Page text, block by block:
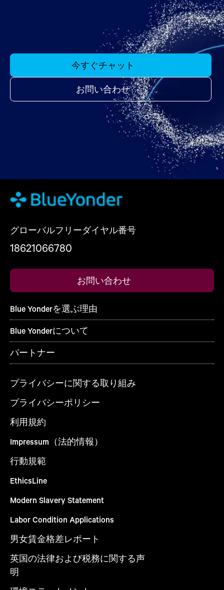
今すぐチャット
お問い合わせ
グローバルフリーダイヤル番号
18621066780
お問い合わせ
Blue Yonderを選ぶ理由
Blue Yonderについて
パートナー
プライバシーに関する取り組み
プライバシーポリシー
利用規約
Impressum（法的情報）
行動規範
EthicsLine
Modern Slavery Statement
Labor Condition Applications
男女賃金格差レポート
英国の法律および税務に関する声
明